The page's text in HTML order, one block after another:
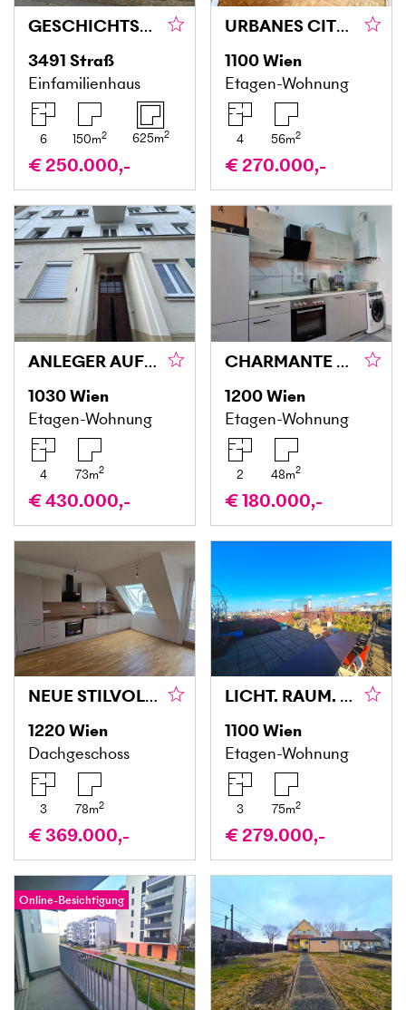
GESCHICHTSTRÄCHTIGES EINFAMILIENHAUS / WINZERHOF IN DER IDYLLE
3491 Straß
Einfamilienhaus
6 150m2 625m2
€ 250.000,-
URBANES CITY LIVING IN FAVORITEN
1100Wien
Etagen-Wohnung
4 56m2
€ 270.000,-
ANLEGER AUFGEPASST – ZWEI WOHNUNGEN MIT POTENZIAL NAHE DEM BELVEDERE
1030Wien
Etagen-Wohnung
4 73m2
€ 430.000,-
CHARMANTE SANIERTE ALTBAUWOHNUNG IN TOP-LAGE DES 20. BEZIRKS
1200Wien
Etagen-Wohnung
2 48m2
€ 180.000,-
NEUE STILVOLLE 3-ZIMMER-DACHGESCHOSS-WOHNUNG MIT 78 M² WOHNFLÄCHE
1220Wien
Dachgeschoss
3 78m2
€ 369.000,-
LICHT. RAUM. LEBENSQUALITÄT.
1100Wien
Etagen-Wohnung
3 75m2
€ 279.000,-
Online-Besichtigung